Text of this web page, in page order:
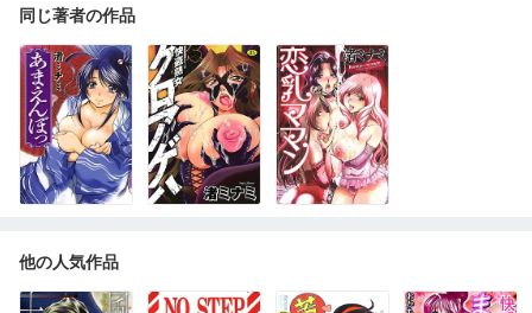
同じ著者の作品
他の人気作品